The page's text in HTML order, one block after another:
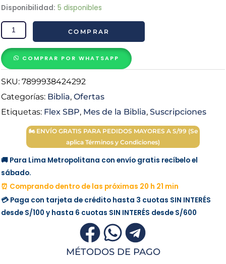
price
was:
S/ 65.00. S/ 48.00.
Disponibilidad: 5 disponibles
Biblia
Reina
Valera
LETRA
GRANDE
Flex
Verde
cantidad
COMPRAR
COMPRAR POR WHATSAPP
SKU: 7899938424292
Categorías: Biblia, Ofertas
Etiquetas: Flex SBP, Mes de la Biblia, Suscripciones
🏍 ENVÍO GRATIS PARA PEDIDOS MAYORES A S/99 (Se
aplica Términos y Condiciones)
🚚 Para Lima Metropolitana con envío gratis recíbelo el
sábado.
⏰ Comprando dentro de las próximas 20 h 21 min
💳 Paga con tarjeta de crédito hasta 3 cuotas SIN INTERÉS
desde S/100 y hasta 6 cuotas SIN INTERÉS desde S/600
MÉTODOS DE PAGO